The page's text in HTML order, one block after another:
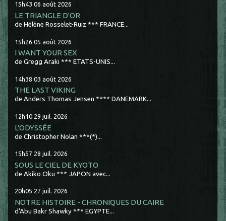
15h43 06 août 2026
LE TRIANGLE D'OR
de Hélène Rosselet-Ruiz *** FRANCE...
15h26 05 août 2026
I WANT YOUR SEX
de Gregg Araki *** ETATS-UNIS...
14h38 03 août 2026
THE LAST VIKING
de Anders Thomas Jensen **** DANEMARK...
12h10 29 juil. 2026
L'ODYSSÉE
de Christopher Nolan ***(*)...
15h57 28 juil. 2026
SOUS LE CIEL DE KYOTO
de Akiko Oku *** JAPON avec...
20h05 27 juil. 2026
NOTRE HISTOIRE - CHRONIQUES DU CAIRE
d'Abu Bakr Shawky *** EGYPTE...